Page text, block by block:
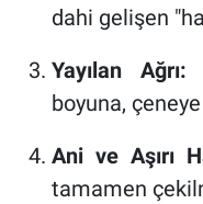
dahi gelişen
Yayılan Ağrı:
boyuna,
Ani ve Aşırı
tamamen